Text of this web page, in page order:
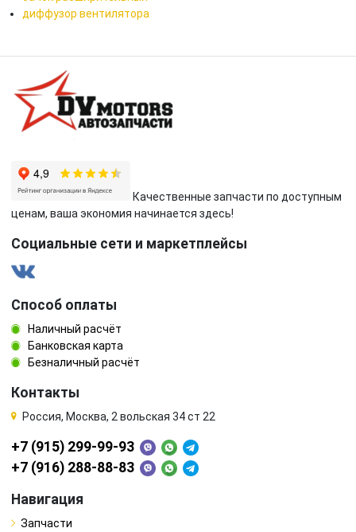
диффузор вентилятора
Качественные запчасти по доступным
ценам, ваша экономия начинается здесь!
Социальные сети и маркетплейсы
Способ оплаты
Наличный расчёт
Банковская карта
Безналичный расчёт
Контакты
Россия, Москва, 2 вольская 34 ст 22
+7 (915) 299-99-93
+7 (916) 288-88-83
Навигация
Запчасти